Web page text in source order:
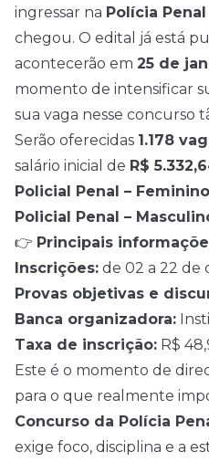
ingressar na Polícia
chegou. O edital já está
acontecerão em 25 de
momento de intensificar
sua vaga nesse concurso
Serão oferecidas 1.178
salário inicial de R$
Policial Penal –
Policial Penal –
👉 Principais
Inscrições: de 02 a 22 de
Provas objetivas e
Banca organizadora:
Taxa de inscrição: R$
Este é o momento de
para o que realmente
Concurso da Polícia
exige foco, disciplina e a